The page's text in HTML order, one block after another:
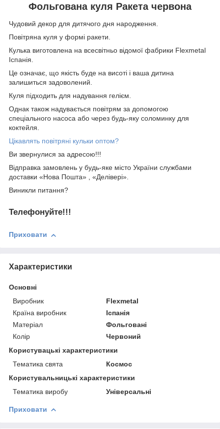
Фольгована куля Ракета червона
Чудовий декор для дитячого дня народження.
Повітряна куля у формі ракети.
Кулька виготовлена на всесвітньо відомої фабрики Flexmetal
Іспанія.
Це означає, що якість буде на висоті і ваша дитина
залишиться задоволений.
Куля підходить для надування гелієм.
Однак також надувається повітрям за допомогою
спеціального насоса або через будь-яку соломинку для
коктейля.
Цікавлять повітряні кульки оптом?
Ви звернулися за адресою!!!
Відправка замовлень у будь-яке місто України службами
доставки «Нова Пошта» , «Делівері».
Виникли питання?
Телефонуйте!!!
Приховати
Характеристики
Основні
Виробник
Flexmetal
Країна виробник
Іспанія
Матеріал
Фольговані
Колір
Червоний
Користувацькi характеристики
Тематика свята
Космос
Користувальницькі характеристики
Тематика виробу
Універсальні
Приховати